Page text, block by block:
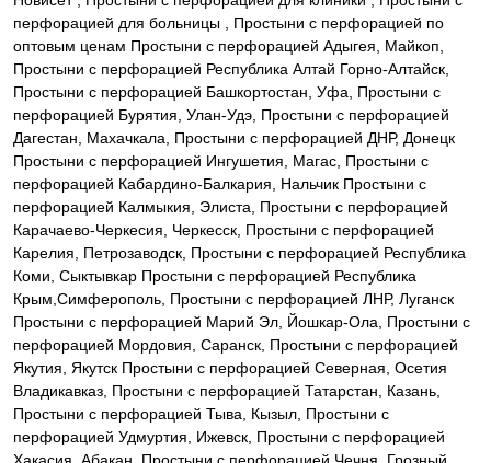
перфорацией для больницы , Простыни с перфорацией по
оптовым ценам Простыни с перфорацией Адыгея, Майкоп,
Простыни с перфорацией Республика Алтай Горно-Алтайск,
Простыни с перфорацией Башкортостан, Уфа, Простыни с
перфорацией Бурятия, Улан-Удэ, Простыни с перфорацией
Дагестан, Махачкала, Простыни с перфорацией ДНР, Донецк
Простыни с перфорацией Ингушетия, Магас, Простыни с
перфорацией Кабардино-Балкария, Нальчик Простыни с
перфорацией Калмыкия, Элиста, Простыни с перфорацией
Карачаево-Черкесия, Черкесск, Простыни с перфорацией
Карелия, Петрозаводск, Простыни с перфорацией Республика
Коми, Сыктывкар Простыни с перфорацией Республика
Крым,Симферополь, Простыни с перфорацией ЛНР, Луганск
Простыни с перфорацией Марий Эл, Йошкар-Ола, Простыни с
перфорацией Мордовия, Саранск, Простыни с перфорацией
Якутия, Якутск Простыни с перфорацией Северная, Осетия
Владикавказ, Простыни с перфорацией Татарстан, Казань,
Простыни с перфорацией Тыва, Кызыл, Простыни с
перфорацией Удмуртия, Ижевск, Простыни с перфорацией